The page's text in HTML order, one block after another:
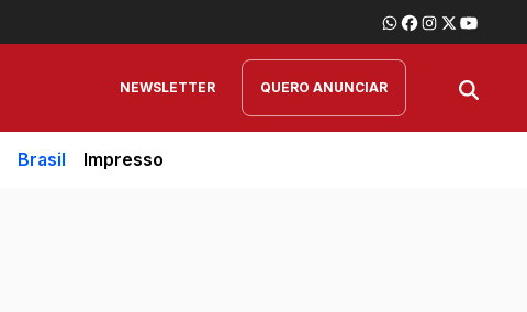
NEWSLETTER QUERO ANUNCIAR
Brasil Impresso